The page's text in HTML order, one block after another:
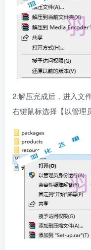
2.解压完成后，进入文
右键鼠标选择【以管理